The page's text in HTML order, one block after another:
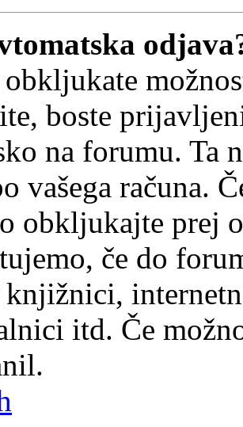
obkljukate
boste
na forumu. Ta
vašega računa.
obkljukajte prej
če do
itd. Če